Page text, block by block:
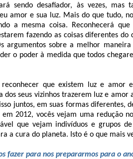
sendo desafiador, às vezes, mas
amor e sua luz. Mais do que tudo,
a mesma coisa. Reconhecerá
fazendo as coisas diferentes
argumentos sobre a melhor
o poder à medida que todos
reconhecer que existem luz e
seus vizinhos trazerem luz e amor
juntos, em suas formas diferentes,
em 2012, vocês vejam uma redução
que vejam indivíduos e grupos
a cura do planeta. Isto é o que mais
fazer para nos prepararmos para o